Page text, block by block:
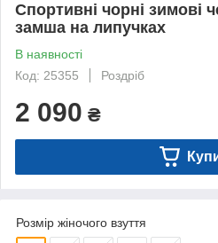
Спортивні чорні зимові
замша на липучках
В наявності
Код: 25355
Роздріб
2 090 ₴
Розмір жіночого взуття